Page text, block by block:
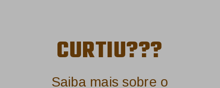
CURTIU???
Saiba mais sobre o